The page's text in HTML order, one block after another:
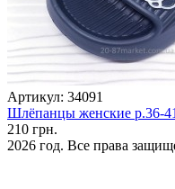
Артикул: 34091
Шлёпанцы женские р.36-
210 грн.
2026 год. Все права